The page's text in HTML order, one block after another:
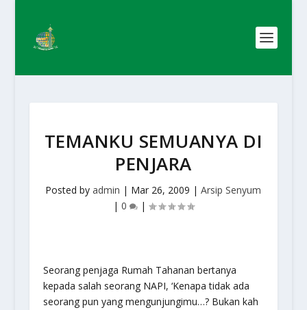
TEMANKU SEMUANYA DI
PENJARA
Posted byadmin | Mar 26, 2009 |Arsip Senyum
| 0 |
Seorang penjaga Rumah Tahanan bertanya
kepada salah seorang NAPI, ‘Kenapa tidak ada
seorang pun yang mengunjungimu…? Bukan kah